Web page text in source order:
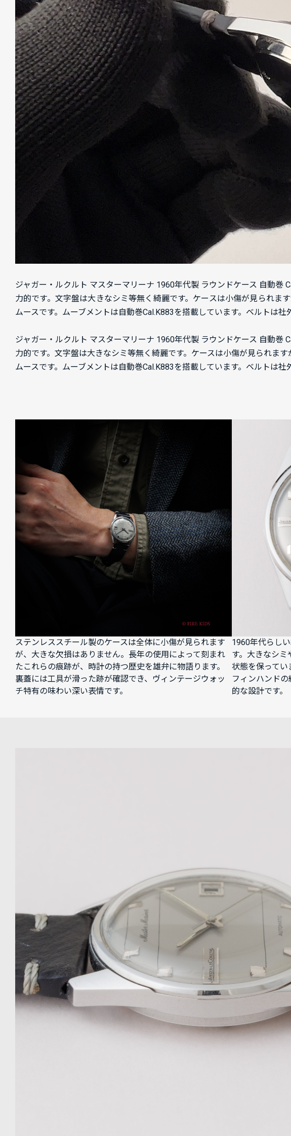
ジャガー・ルクルト マスターマリーナ 1960年代製 ラウンドケース 自動
力的です。文字盤は大きなシミ等無く綺麗です。ケースは小傷が見られ
ムースです。ムーブメントは自動巻Cal.K883を搭載しています。ベルトは
ジャガー・ルクルト マスターマリーナ 1960年代製 ラウンドケース 自動
力的です。文字盤は大きなシミ等無く綺麗です。ケースは小傷が見られま
ムースです。ムーブメントは自動巻Cal.K883を搭載しています。ベルトは
ステンレススチール製のケースは全体に小傷が見られます
が、大きな欠損はありません。長年の使用によって刻まれ
たこれらの痕跡が、時計の持つ歴史を雄弁に物語ります。
裏蓋には工具が滑った跡が確認でき、ヴィンテージウォッ
チ特有の味わい深い表情です。
1960年代らし
す。大きなシ
状態を保ってい
フィンハンド
的な設計です。